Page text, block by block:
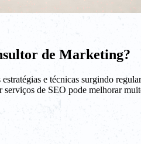
de Marketing?
e técnicas surgindo
de SEO pode melhorar